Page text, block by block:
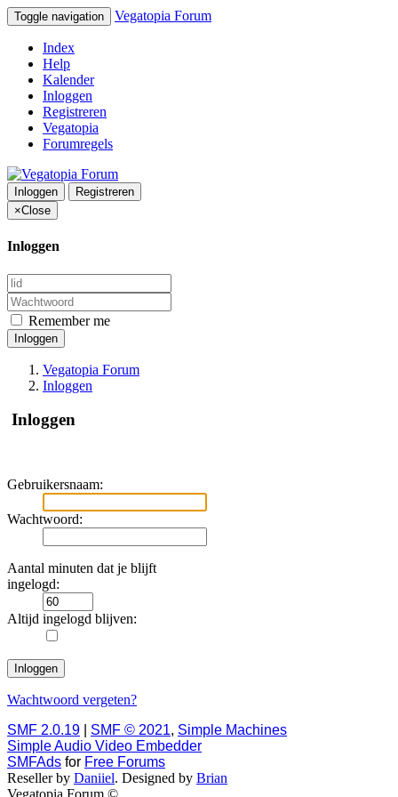
Toggle navigation Vegatopia Forum
Index
Help
Kalender
Inloggen
Registreren
Vegatopia
Forumregels
Inloggen
Registreren
×Close
Inloggen
Remember me
Inloggen
Vegatopia Forum
Inloggen
Inloggen
Gebruikersnaam:
Wachtwoord:
Aantal minuten dat je blijft
ingelogd:
Altijd ingelogd blijven:
Wachtwoord vergeten?
SMF 2.0.19
SMF © 2021, Simple Machines
Simple Audio Video Embedder
SMFAds for Free Forums
Reseller by Daniiel. Designed by Brian
Vegatopia Forum ©